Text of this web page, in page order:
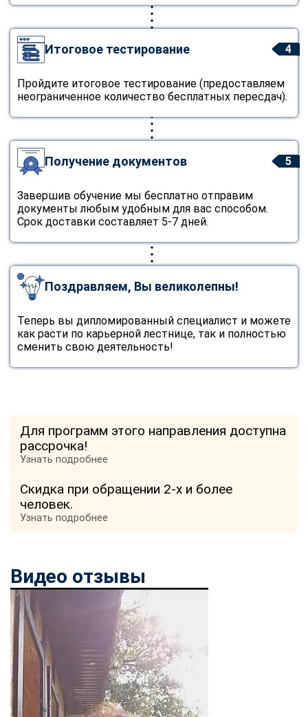
4
Итоговое тестирование
Пройдите итоговое тестирование (предоставляем
неограниченное количество бесплатных пересдач).
5
Получение документов
Завершив обучение мы бесплатно отправим
документы любым удобным для вас способом.
Срок доставки составляет 5-7 дней.
Поздравляем, Вы великолепны!
Теперь вы дипломированный специалист и можете
как расти по карьерной лестнице, так и полностью
сменить свою деятельность!
Для программ этого направления доступна
рассрочка!
Узнать подробнее
Скидка при обращении 2-х и более
человек.
Узнать подробнее
Видео отзывы